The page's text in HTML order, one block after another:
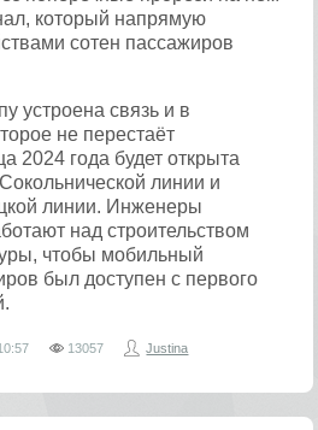
который напрямую
сотен пассажиров
устроена связь и в
не перестаёт
2024 года будет открыта
линии и
линии. Инженеры
над строительством
чтобы мобильный
был доступен с первого
13057 Justina